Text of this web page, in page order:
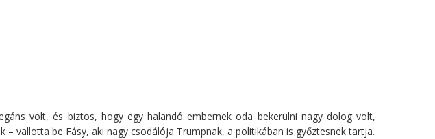
volt, és biztos, hogy egy halandó embernek oda bekerülni nagy dolog volt,
– vallotta be Fásy, aki nagy csodálója Trumpnak, a politikában is győztesnek tartja.